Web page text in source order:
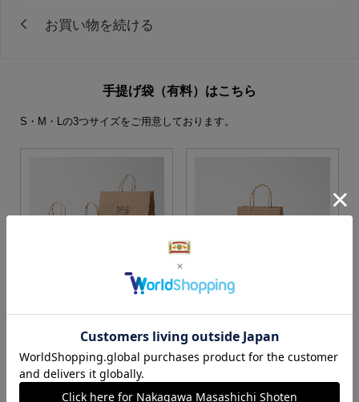
手提げ袋（有料）はこちら
S・M・Lの3つサイズをご用意しております。
カートに入れる カートに入れる